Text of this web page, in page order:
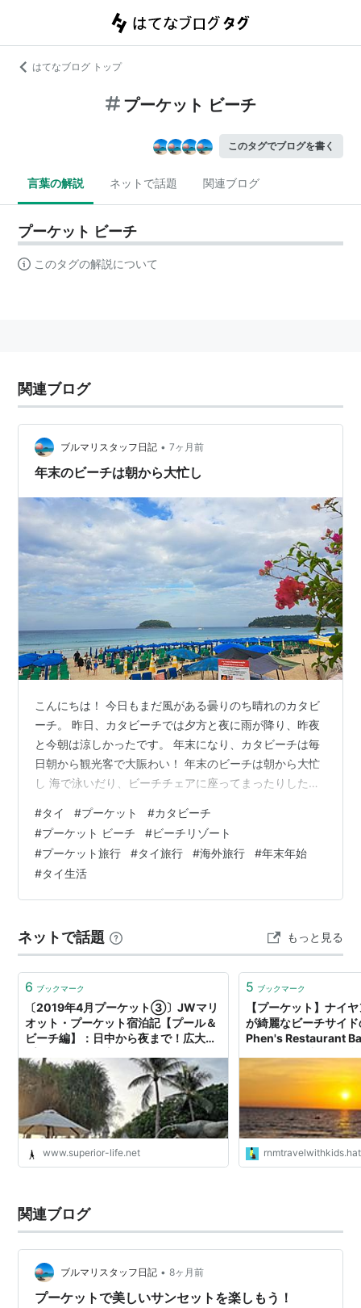
はてなブログ トップ
プーケット ビーチ
このタグでブログを書く
言葉の解説 ネットで話題 関連ブログ
プーケット ビーチ
このタグの解説について
関連ブログ
ブルマリスタッフ日記 • 7ヶ月前
年末のビーチは朝から大忙し
こんにちは！ 今日もまだ風がある曇りのち晴れのカタビ
ーチ。 昨日、カタビーチでは夕方と夜に雨が降り、昨夜
と今朝は涼しかったです。 年末になり、カタビーチは毎
日朝から観光客で大賑わい！ 年末のビーチは朝から大忙
し 海で泳いだり、ビーチチェアに座ってまったりした
す。 円安＆バーツ高の影響が大きく、この年末年始にプ
ーケットにお越しの方はオプショナルツアーの予約を躊
躇してしまう方もいるのでは？ せっかくビーチリゾート
に来たなら、プーケットのビーチを存分に満喫してみる
のもいいですよ！
#タイ #プーケット #カタビーチ
#プーケット ビーチ #ビーチリゾート
#プーケット旅行 #タイ旅行 #海外旅行 #年末年始
#タイ生活
ネットで話題 もっと見る
6 ブックマーク
〔2019年4月プーケット③〕JWマリ
オット・プーケット宿泊記【プール＆
ビーチ編】：日中から夜まで！広大な
- My Superior Life
www.superior-life.net
5 ブックマーク
【プーケット】ナイ
が綺麗なビーチサイ
Phen's Restaurant
関連ブログ
ブルマリスタッフ日記 • 8ヶ月前
プーケットで美しいサンセットを楽しもう！